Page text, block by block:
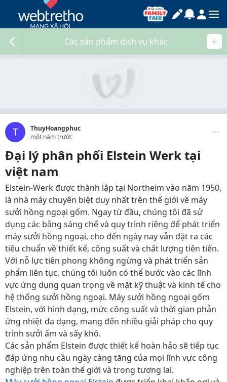
Các sản phẩm dịch vụ khác
T
ThuyHoangphuc
một năm trước
Đại lý phân phối Elstein Werk tại
việt nam
Elstein-Werk được thành lập tại Northeim vào năm 1950,
là nhà máy chuyên biệt duy nhất trên thế giới về máy
sưởi hồng ngoại gốm. Ngay từ đầu, chúng tôi đã sử
dụng các bằng sáng chế và quy trình riêng để phát triển
máy sưởi hồng ngoại, cho đến ngày nay vẫn đặt ra các
tiêu chuẩn về thiết kế, công suất và chất lượng tiên tiến.
Với nỗ lực tiên phong không ngừng và phát triển sản
phẩm liên tục, chúng tôi luôn có thể bước vào các lĩnh
vực ứng dụng quan trọng về mặt kỹ thuật và kinh tế cho
hệ thống sưởi hồng ngoại. Máy sưởi hồng ngoại gốm
Elstein, với hình dạng, mức công suất và thời gian phản
ứng nhiệt đa dạng, mang đến nhiều giải pháp cho quy
trình sưởi ấm và sấy khô.
Các sản phẩm Elstein được thiết kế hoàn hảo sẽ tiếp tục
đáp ứng nhu cầu ngày càng tăng của mọi lĩnh vực công
nghiệp trên toàn thế giới và trong tương lai.